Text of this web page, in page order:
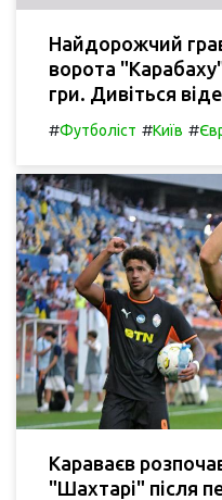
Найдорожчий
ворота
гри. Дивіться
#Футболіст #Київ #
Караваєв
"Шахтарі" після